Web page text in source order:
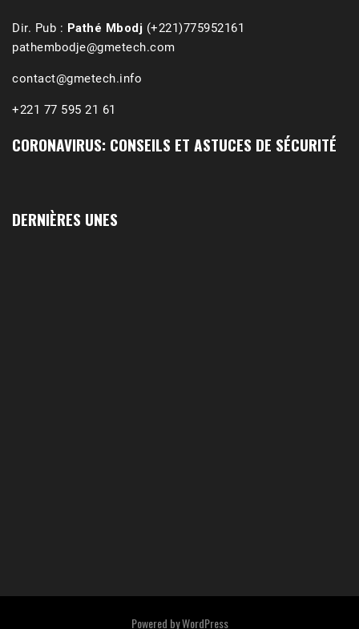
Dir. Pub : Pathé Mbodj (+221)775952161
pathembodje@gmetech.com
contact@gmetech.info
+221 77 595 21 61
CORONAVIRUS: CONSEILS ET ASTUCES DE SÉCURITÉ
DERNIÈRES UNES
Powered byWordPress